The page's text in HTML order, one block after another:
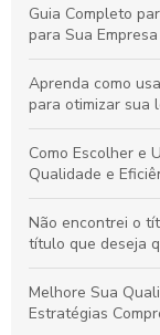
Guia Completo
para Sua Empresa
Aprenda como
para otimizar sua
Como Escolher e
Qualidade e
Não encontrei o
título que deseja
Melhore Sua
Estratégias